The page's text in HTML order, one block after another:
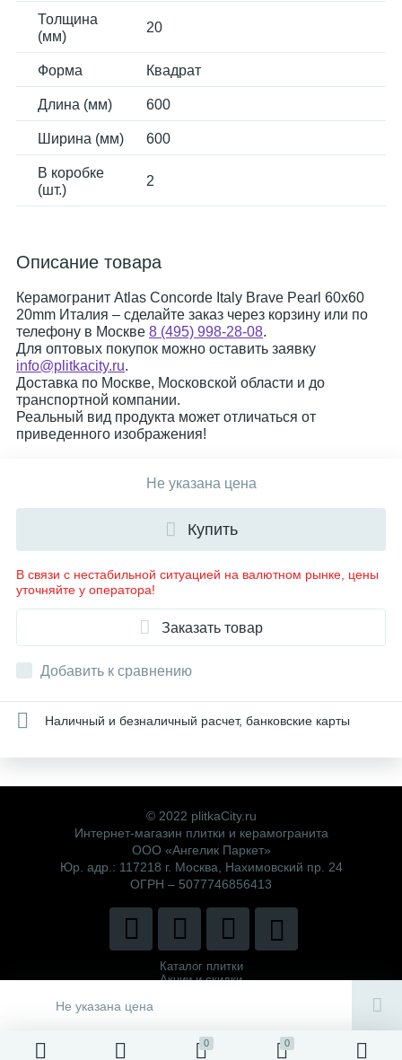
0 0
Толщина
(мм)
20
Форма Квадрат
Длина (мм) 600
Ширина (мм) 600
В коробке
(шт.)
2
Описание товара
Керамогранит Atlas Concorde Italy Brave Pearl 60x60
20mm Италия – сделайте заказ через корзину или по
телефону в Москве 8 (495) 998-28-08.
Для оптовых покупок можно оставить заявку
info@plitkacity.ru.
Доставка по Москве, Московской области и до
транспортной компании.
Реальный вид продукта может отличаться от
приведенного изображения!
Не указана цена
Не указана цена
Купить
В связи с нестабильной ситуацией на валютном рынке, цены
уточняйте у оператора!
Заказать товар
Добавить к сравнению
Наличный и безналичный расчет, банковские карты
© 2022 plitkaCity.ru
Интернет-магазин плитки и керамогранита
ООО «Ангелик Паркет»
Юр. адр.: 117218 г. Москва, Нахимовский пр. 24
ОГРН – 5077746856413
Каталог плитки
Акции и скидки